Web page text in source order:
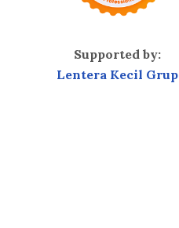
Supported by:
Lentera Kecil Grup